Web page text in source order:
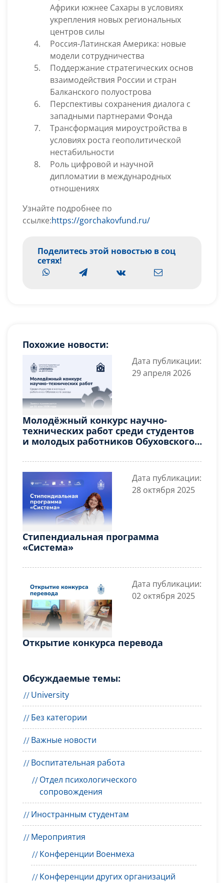
Африки южнее Сахары в условиях
укрепления новых региональных
центров силы
Россия-Латинская Америка: новые
модели сотрудничества
Поддержание стратегических основ
взаимодействия России и стран
Балканского полуострова
Перспективы сохранения диалога с
западными партнерами Фонда
Трансформация мироустройства в
условиях роста геополитической
нестабильности
Роль цифровой и научной
дипломатии в международных
отношениях
Узнайте подробнее по
ссылке:https://gorchakovfund.ru/
Поделитесь этой новостью в соц
сетях!
Похожие новости:
Дата публикации:
29 апреля 2026
Молодёжный конкурс научно-
технических работ среди студентов
и молодых работников Обуховского
Дата публикации:
28 октября 2025
Стипендиальная программа
«Система»
Дата публикации:
02 октября 2025
Открытие конкурса перевода
Обсуждаемые темы:
University
Без категории
Важные новости
Воспитательная работа
Отдел психологического
сопровождения
Иностранным студентам
Мероприятия
Конференции Военмеха
Конференции других организаций